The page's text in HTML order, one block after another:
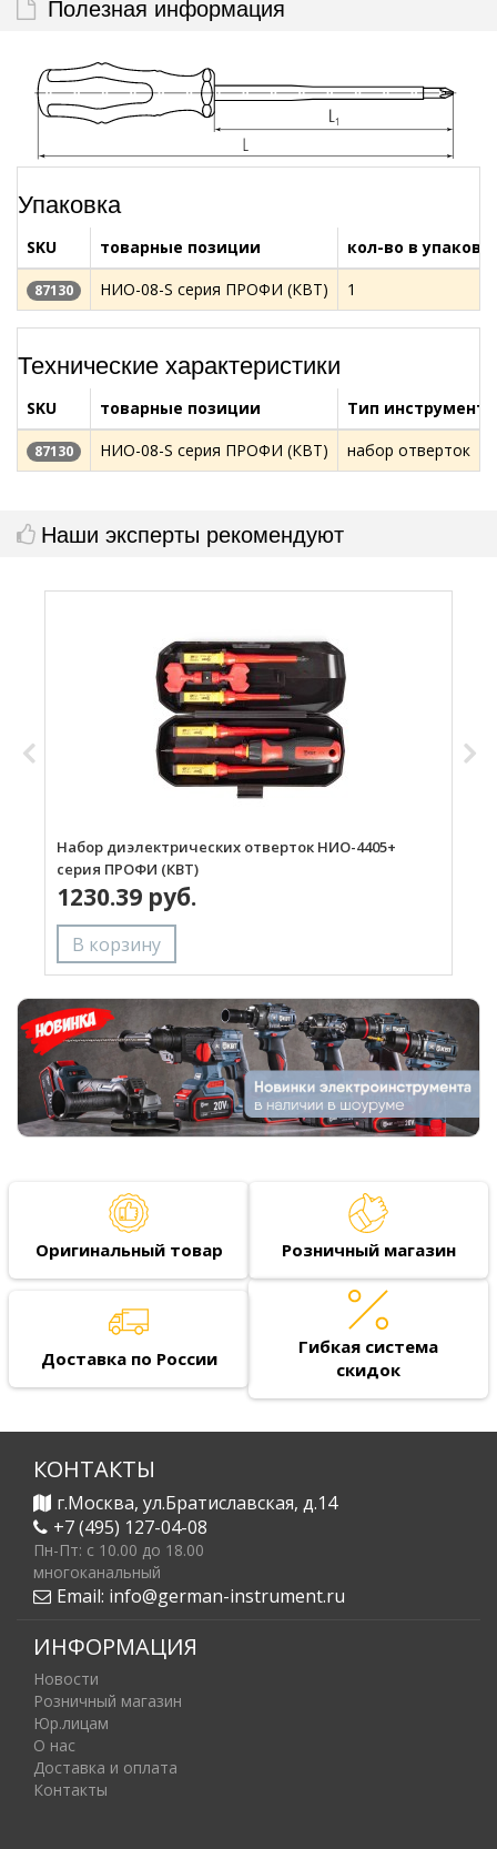
Полезная информация
Упаковка
SKU товарные позиции кол-во в
87130 НИО-08-S серия ПРОФИ (КВТ) 1
Технические характеристики
SKU товарные позиции Тип инструмента
87130 НИО-08-S серия ПРОФИ (КВТ) набор отверток
Наши эксперты рекомендуют
Набор диэлектрических отверток НИО-4405+
серия ПРОФИ (КВТ)
1230.39 руб.
Оригинальный товар Розничный магазин
Доставка по России
Гибкая система
скидок
КОНТАКТЫ
г.Москва, ул.Братиславская, д.14
+7 (495) 127-04-08
Пн-Пт: c 10.00 до 18.00
многоканальный
Email: info@german-instrument.ru
ИНФОРМАЦИЯ
Новости
Розничный магазин
Юр.лицам
О нас
Доставка и оплата
Контакты